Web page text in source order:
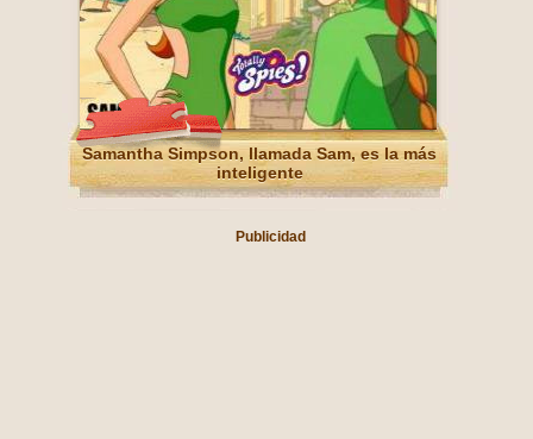
Samantha Simpson, llamada Sam, es la más
inteligente
Publicidad